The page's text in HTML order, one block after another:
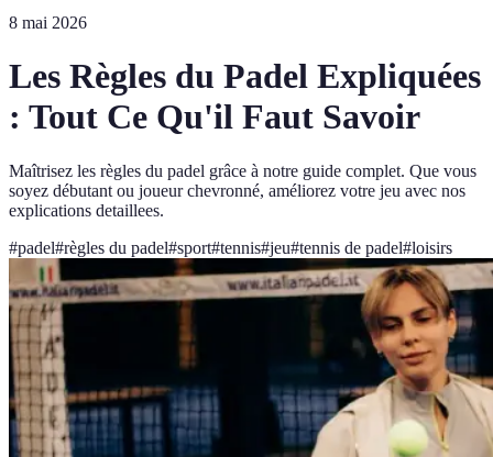
8 mai 2026
Les Règles du Padel Expliquées
: Tout Ce Qu'il Faut Savoir
Maîtrisez les règles du padel grâce à notre guide complet. Que vous
soyez débutant ou joueur chevronné, améliorez votre jeu avec nos
explications detaillees.
#padel#règles du padel#sport#tennis#jeu#tennis de padel#loisirs